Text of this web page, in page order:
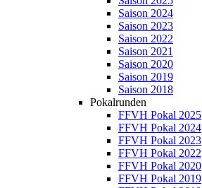
Saison 2024
Saison 2023
Saison 2022
Saison 2021
Saison 2020
Saison 2019
Saison 2018
Pokalrunden
FFVH Pokal 2025
FFVH Pokal 2024
FFVH Pokal 2023
FFVH Pokal 2022
FFVH Pokal 2020
FFVH Pokal 2019